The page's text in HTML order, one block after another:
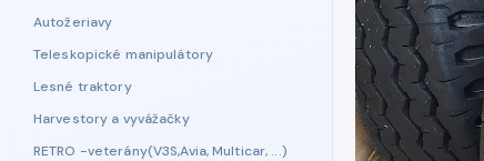
Autožeriavy
Teleskopické manipulátory
Lesné traktory
Harvestory a vyvážačky
RETRO -veterány(V3S,Avia, Multicar, ...)